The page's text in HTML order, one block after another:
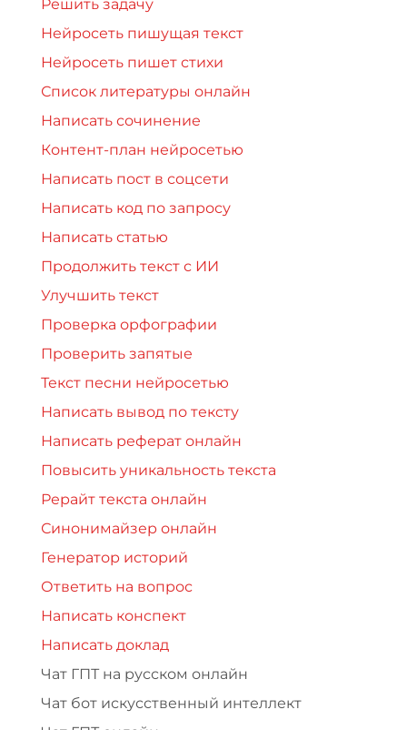
Решить задачу
Нейросеть пишущая текст
Нейросеть пишет стихи
Список литературы онлайн
Написать сочинение
Контент-план нейросетью
Написать пост в соцсети
Написать код по запросу
Написать статью
Продолжить текст с ИИ
Улучшить текст
Проверка орфографии
Проверить запятые
Текст песни нейросетью
Написать вывод по тексту
Написать реферат онлайн
Повысить уникальность текста
Рерайт текста онлайн
Синонимайзер онлайн
Генератор историй
Ответить на вопрос
Написать конспект
Написать доклад
Чат ГПТ на русском онлайн
Чат бот искусственный интеллект